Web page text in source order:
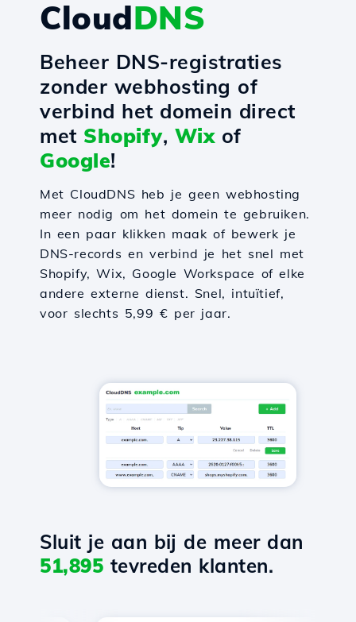
CloudDNS
Beheer DNS-registraties
zonder webhosting of
verbind het domein direct
met Shopify, Wixof
Google!
Met CloudDNS heb je geen webhosting
meer nodig om het domein te gebruiken.
In een paar klikken maak of bewerk je
DNS-records en verbind je het snel met
Shopify, Wix, Google Workspace of elke
andere externe dienst. Snel, intuïtief,
voor slechts 5,99 € per jaar.
Sluit je aan bij de meer dan
51,895 tevreden klanten.